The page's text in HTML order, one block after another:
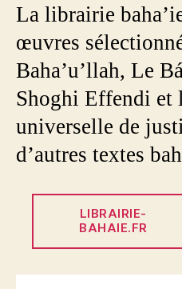
La librairie
œuvres
Baha’u’llah, Le
Shoghi Effendi et
universelle de
d’autres textes
LIBRAIRIE-
BAHAIE.FR